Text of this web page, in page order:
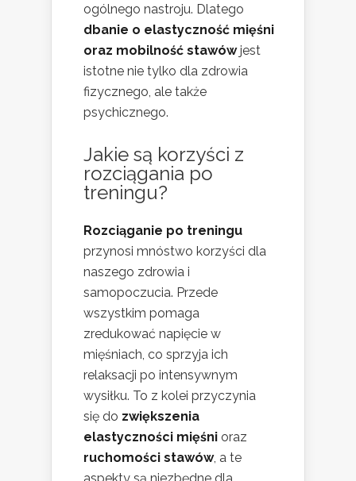
ogólnego nastroju. Dlatego
dbanie o elastyczność mięśni
oraz mobilność stawówjest
istotne nie tylko dla zdrowia
fizycznego, ale także
psychicznego.
Jakie są korzyści z
rozciągania po
treningu?
Rozciąganie po treningu
przynosi mnóstwo korzyści dla
naszego zdrowia i
samopoczucia. Przede
wszystkim pomaga
zredukować napięcie w
mięśniach, co sprzyja ich
relaksacji po intensywnym
wysiłku. To z kolei przyczynia
się do zwiększenia
elastyczności mięśni oraz
ruchomości stawów, a te
aspekty są niezbędne dla